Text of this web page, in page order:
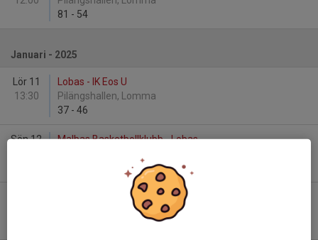
81 - 54
Januari - 2025
Lör 11
13:30
Lobas - IK Eos U
Pilängshallen, Lomma
37 - 46
Sön 12
Malbas Basketbollklubb - Lobas
Norrköpings Basketförening - Lobas
Stadium Arena B